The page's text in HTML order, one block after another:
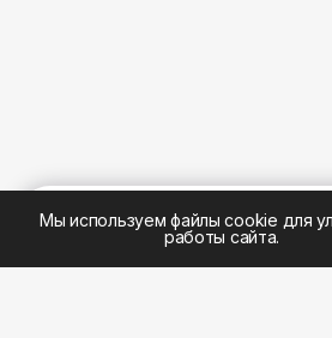
Мы используем файлы cookie для
работы сайта.